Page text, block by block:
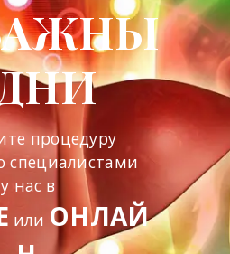
процедуру
у нас в
или ОНЛАЙ